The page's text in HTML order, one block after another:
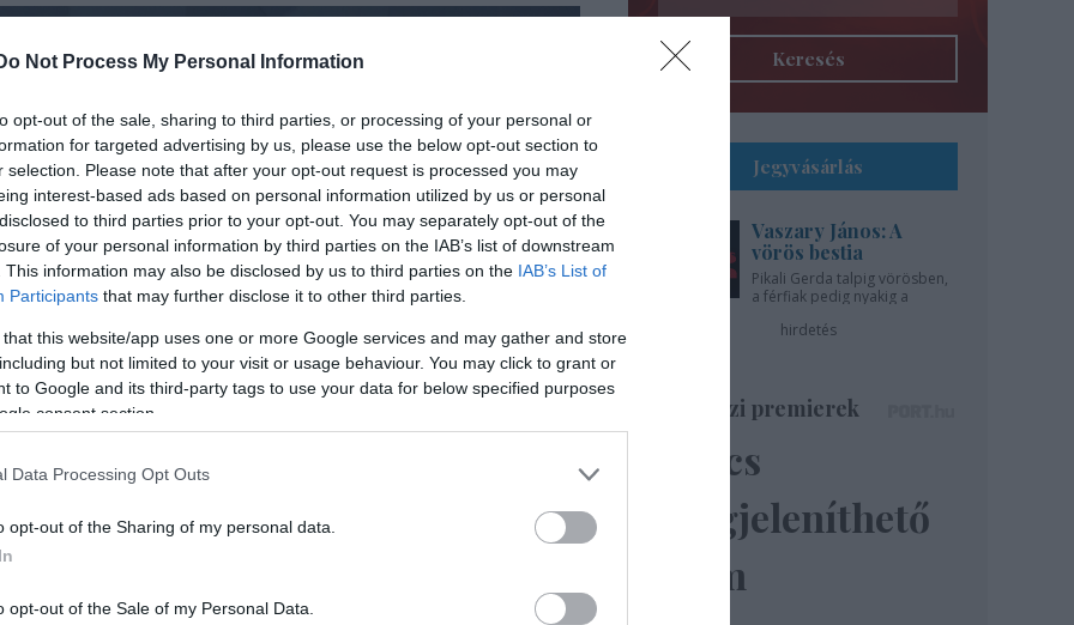
Not Process My Personal Information
opt-out of the sale, sharing to third parties, or processing of your personal or
for targeted advertising by us, please use the below opt-out section to
selection. Please note that after your opt-out request is processed you may
interest-based ads based on personal information utilized by us or personal
to third parties prior to your opt-out. You may separately opt-out of the
of your personal information by third parties on the IAB’s list of downstream
This information may also be disclosed by us to third parties on the IAB’s List of
Participants that may further disclose it to other third parties.
that this website/app uses one or more Google services and may gather and store
but not limited to your visit or usage behaviour. You may click to grant or
to Google and its third-party tags to use your data for below specified purposes
consent section.
Data Processing Opt Outs
opt-out of the Sharing of my personal data.
opt-out of the Sale of my Personal Data.
Keresés
Jegyvásárlás
Vaszary János: A
vörös bestia
Pikali Gerda talpig vörösben,
a férfiak pedig nyakig a
hirdetés
Színházi premierek
Nincs
megjeleníthető
elem